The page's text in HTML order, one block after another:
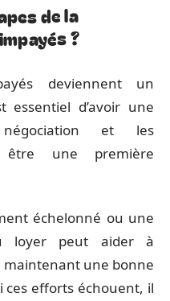
de la
?
deviennent un
essentiel d’avoir une
et les
être une première
échelonné ou une
loyer peut aider à
maintenant une bonne
ces efforts échouent, il